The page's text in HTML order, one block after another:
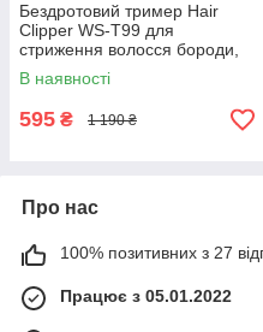
Бездротовий тример Hair
Clipper WS-T99 для
стриження волосся бороди,
акумуляторний портативний
тример
В наявності
595 ₴ 1 190 ₴
Про нас
100% позитивних з 27
Працює з 05.01.2022